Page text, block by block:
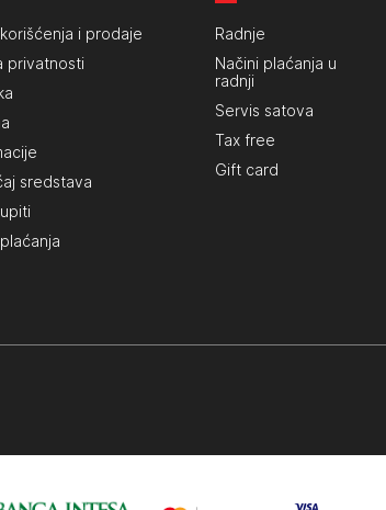
i prodaje
privatnosti
sredstava
Radnje
Načini plaćanja u
radnji
Servis satova
Tax free
Gift card